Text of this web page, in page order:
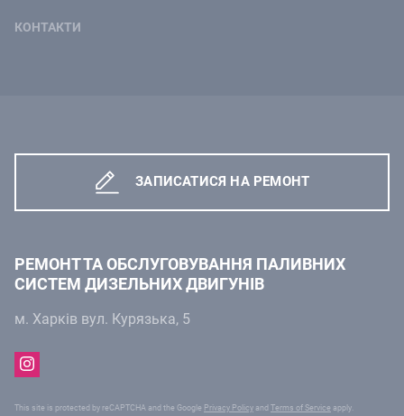
КОНТАКТИ
ЗАПИСАТИСЯ НА РЕМОНТ
РЕМОНТ ТА ОБСЛУГОВУВАННЯ ПАЛИВНИХ
СИСТЕМ ДИЗЕЛЬНИХ ДВИГУНІВ
м. Харків вул. Курязька, 5
This site is protected by reCAPTCHA and the Google Privacy Policy and Terms of Service apply.